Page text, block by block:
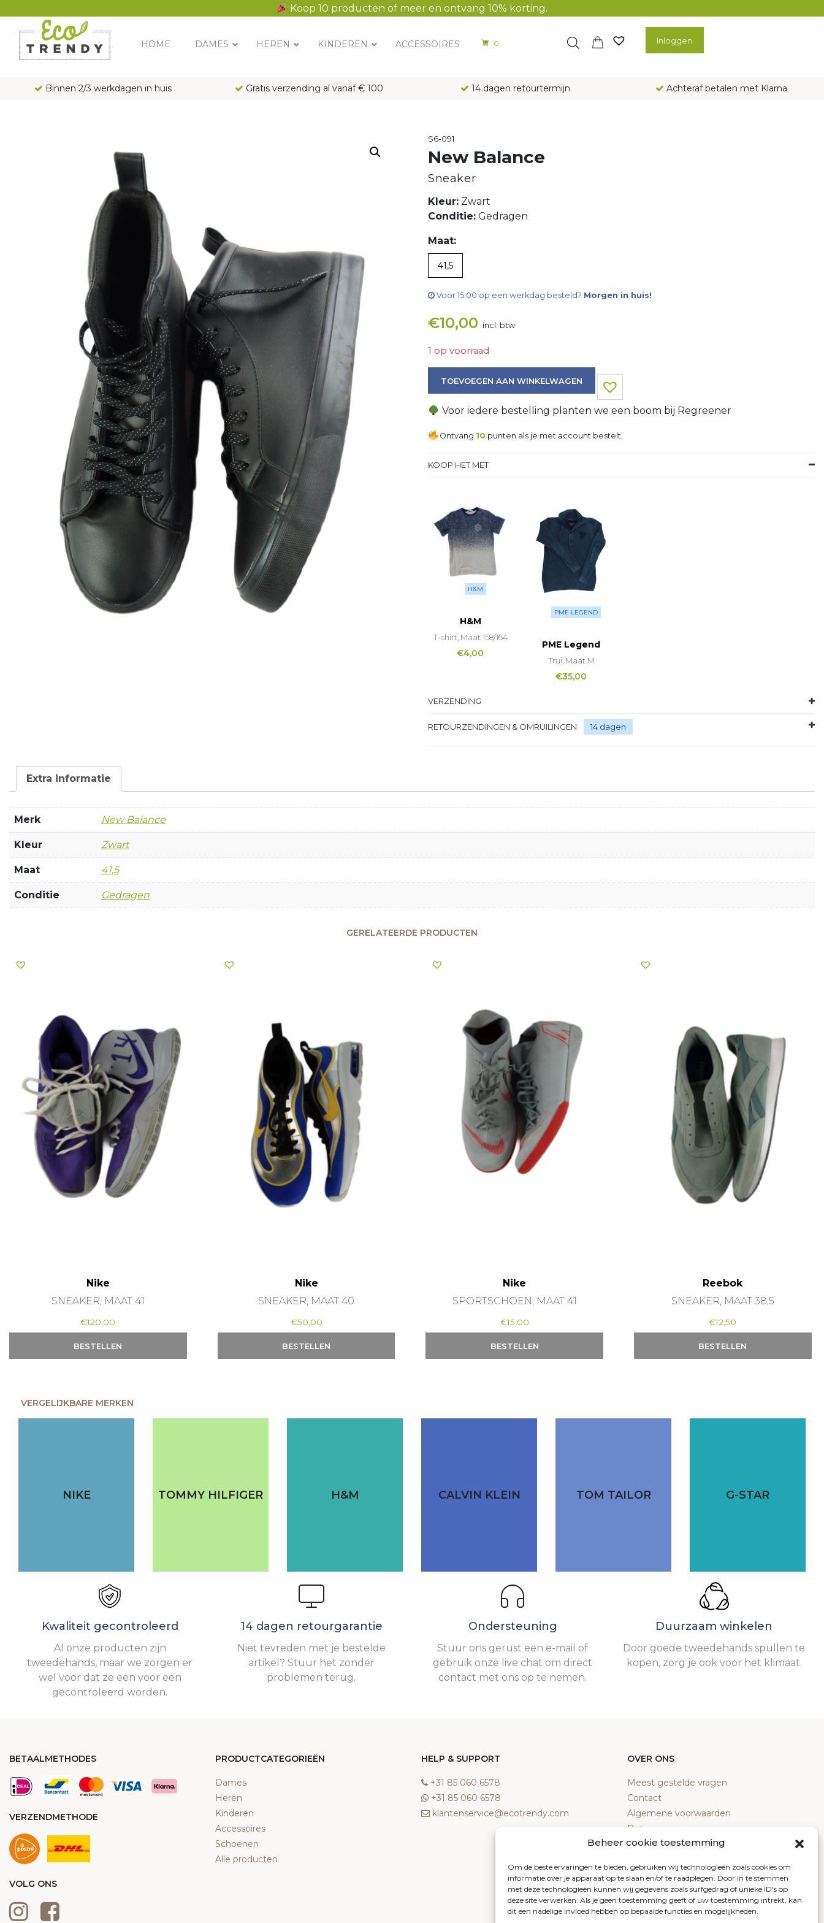
Koop 10 producten of meer en ontvang 10% korting.
Beheer cookie toestemming
Om de beste ervaringen te bieden, gebruiken wij technologieën zoals cookies om
informatie over je apparaat op te slaan en/of te raadplegen. Door in te stemmen
met deze technologieën kunnen wij gegevens zoals surfgedrag of unieke ID's op
deze site verwerken. Als je geen toestemming geeft of uw toestemming intrekt, kan
dit een nadelige invloed hebben op bepaalde functies en mogelijkheden.
Main Navigation
HOME DAMES HEREN KINDEREN ACCESSOIRES 0 Inloggen
Binnen 2/3 werkdagen in huis Gratis verzending al vanaf € 100 14 dagen retourtermijn Achteraf betalen met Klarna
S6-091
New Balance
Sneaker
Kleur: Zwart
Conditie: Gedragen
Maat:
41,5
Voor 15:00 op een werkdag besteld? Morgen in huis!
€10,00 incl. btw
1 op voorraad
TOEVOEGEN AAN WINKELWAGEN
Voor iedere bestelling planten we een boom bij Regreener
Ontvang 10 punten als je met account bestelt.
KOOP HET MET
H&M
H&M
T-shirt, Maat 158/164
€4,00
PME LEGEND
PME Legend
Trui, Maat M
€35,00
VERZENDING
RETOURZENDINGEN & OMRUILINGEN 14 dagen
Extra informatie
Merk New Balance
Kleur Zwart
Maat 41,5
Conditie Gedragen
GERELATEERDE PRODUCTEN
Nike
SNEAKER, MAAT 41
€120,00
BESTELLEN
Nike
SNEAKER, MAAT 40
€50,00
BESTELLEN
Nike
SPORTSCHOEN, MAAT 41
€15,00
BESTELLEN
Reebok
SNEAKER, MAAT 38,5
€12,50
BESTELLEN
VERGELIJKBARE MERKEN
NIKE TOMMY HILFIGER H&M CALVIN KLEIN TOM TAILOR G-STAR
Kwaliteit gecontroleerd
Al onze producten zijn
tweedehands, maar we zorgen er
wel voor dat ze een voor een
gecontroleerd worden.
14 dagen retourgarantie
Niet tevreden met je bestelde
artikel? Stuur het zonder
problemen terug.
Ondersteuning
Stuur ons gerust een e-mail of
gebruik onze live chat om direct
contact met ons op te nemen.
Duurzaam winkelen
Door goede tweedehands spullen te
kopen, zorg je ook voor het klimaat.
BETAALMETHODES
VERZENDMETHODE
VOLG ONS
PRODUCTCATEGORIEËN
Dames
Heren
Kinderen
Accessoires
Schoenen
Alle producten
HELP & SUPPORT
‎+31 85 060 6578
‎+31 85 060 6578
klantenservice@ecotrendy.com
OVER ONS
Meest gestelde vragen
Contact
Algemene voorwaarden
Retourneren
Klachten
Cookiebeleid